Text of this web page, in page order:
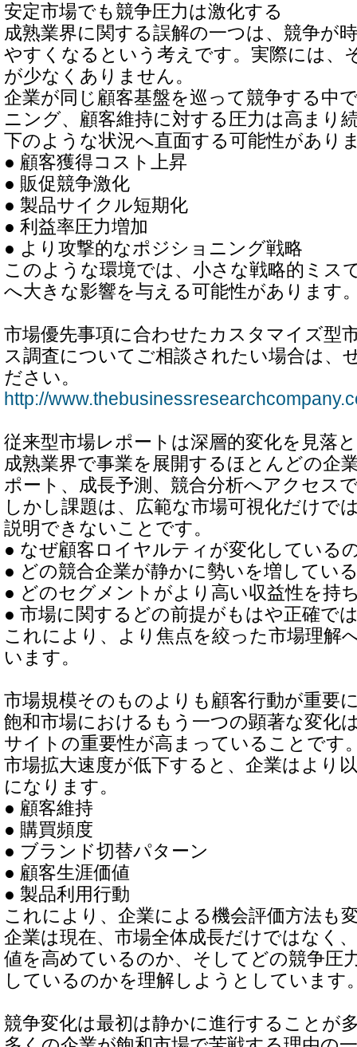
安定市場でも競争圧力は激化する
成熟業界に関する誤解の一つは、競争が
やすくなるという考えです。実際には、
が少なくありません。
企業が同じ顧客基盤を巡って競争する中
ニング、顧客維持に対する圧力は高まり
下のような状況へ直面する可能性があり
● 顧客獲得コスト上昇
● 販促競争激化
● 製品サイクル短期化
● 利益率圧力増加
● より攻撃的なポジショニング戦略
このような環境では、小さな戦略的ミス
へ大きな影響を与える可能性があります
市場優先事項に合わせたカスタマイズ型
ス調査についてご相談されたい場合は、
ださい。
http://
従来型市場レポートは深層的変化を見落
成熟業界で事業を展開するほとんどの企
ポート、成長予測、競合分析へアクセス
しかし課題は、広範な市場可視化だけで
説明できないことです。
● なぜ顧客ロイヤルティが変化している
● どの競合企業が静かに勢いを増してい
● どのセグメントがより高い収益性を持
● 市場に関するどの前提がもはや正確で
これにより、より焦点を絞った市場理解
います。
市場規模そのものよりも顧客行動が重要
飽和市場におけるもう一つの顕著な変化
サイトの重要性が高まっていることです
市場拡大速度が低下すると、企業はより
になります。
● 顧客維持
● 購買頻度
● ブランド切替パターン
● 顧客生涯価値
● 製品利用行動
これにより、企業による機会評価方法も
企業は現在、市場全体成長だけではなく
値を高めているのか、そしてどの競争圧
しているのかを理解しようとしています
競争変化は最初は静かに進行することが